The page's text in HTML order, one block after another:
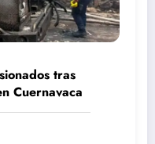
tras
Cuernavaca